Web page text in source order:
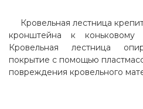
Кровельная лестница
кронштейна к
Кровельная лестница
покрытие с помощью
повреждения кровельного